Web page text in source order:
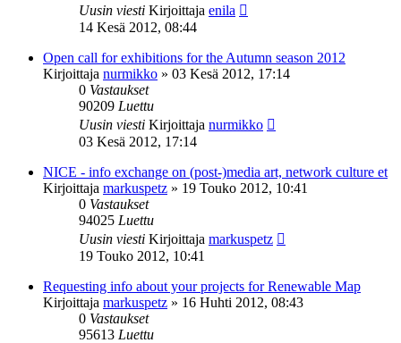
Uusin viesti Kirjoittaja enila
14 Kesä 2012, 08:44
Open call for exhibitions for the Autumn season 2012
Kirjoittaja nurmikko » 03 Kesä 2012, 17:14
0 Vastaukset
90209 Luettu
Uusin viesti Kirjoittaja nurmikko
03 Kesä 2012, 17:14
NICE - info exchange on (post-)media art, network culture et
Kirjoittaja markuspetz » 19 Touko 2012, 10:41
0 Vastaukset
94025 Luettu
Uusin viesti Kirjoittaja markuspetz
19 Touko 2012, 10:41
Requesting info about your projects for Renewable Map
Kirjoittaja markuspetz » 16 Huhti 2012, 08:43
0 Vastaukset
95613 Luettu